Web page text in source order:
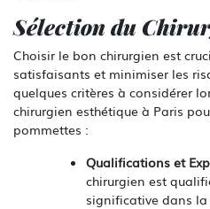
Sélection du
Choisir le bon chirurgien est
satisfaisants et minimiser les
quelques critères à considérer
chirurgien esthétique à Paris
pommettes :
Qualifications et
chirurgien est
significative dans